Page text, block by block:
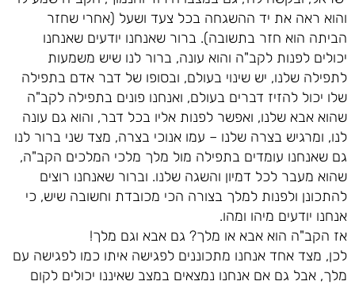
והוא ראה את יד ההשגחה בכל צעד ושעל (אחרי שחזר
הביתה הוא חזר בתשובה). ברור שאנחנו יודעים שאנחנו
יכולים לפנות לקב"ה והוא עונה, ברור לנו שיש משמעות
לתפילה שלנו, יש שינוי בעולם, ובסופו של דבר אדם בתפילה
שלו יכול להזיז דברים בעולם, ואנחנו פונים בתפילה לקב"ה
שהוא אבא שלנו, ואפשר לפנות אליו בכל דבר, והוא גם עונה
לנו, ומרגיש בצרה שלנו – עמו אנוכי בצרה, מצד שני ברור לנו
גם שאנחנו עומדים בתפילה מול מלך מלכי המלכים הקב"ה,
שהוא מעבר לכל דמיון והשגה שלנו. וברור שאנחנו רוצים
להתכונן ולפנות למלך בצורה הכי מכובדת וחשובה שיש, כי
אנחנו יודעים מיהו ומהו.
אז הקב"ה הוא אבא או מלך? גם אבא וגם מלך!
לכן, מצד אחד אנחנו מתכוננים לפגישה איתו כמו לפגישה עם
מלך, אבל גם אם אנחנו נמצאים במצב שאיננו יכולים לקום